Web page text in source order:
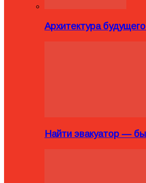
Архитектура
Найти эвакуатор —